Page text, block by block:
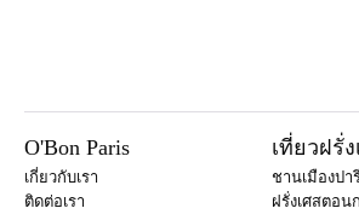
O'Bon Paris
เกี่ยวกับเรา
ติดต่อเรา
เที่ยวฝรั่
ชานเมืองปา
ฝรั่งเศสตอน